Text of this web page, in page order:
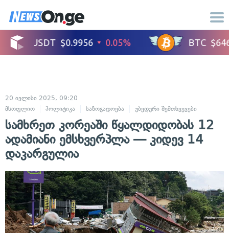
20 ივლისი 2025, 09:20
მსოფლიო
პოლიტიკა საზოგადოება უბედური შემთხვევები
სამხრეთ კორეაში წყალდიდობას 12
ადამიანი ემსხვერპლა — კიდევ 14
დაკარგულია